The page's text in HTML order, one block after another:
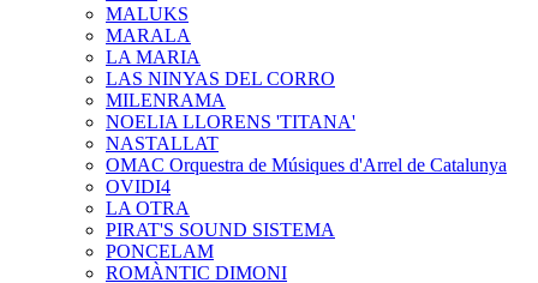
MALUKS
MARALA
LA MARIA
LAS NINYAS DEL CORRO
MILENRAMA
NOELIA LLORENS 'TITANA'
NASTALLAT
OMAC Orquestra de Músiques d'Arrel de Catalunya
OVIDI4
LA OTRA
PIRAT'S SOUND SISTEMA
PONCELAM
ROMÀNTIC DIMONI